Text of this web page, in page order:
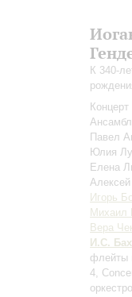
К 340-
Павел
Юлия
Елена
Игорь
Михаил
Вера
И.С. Бах
флейты
4,